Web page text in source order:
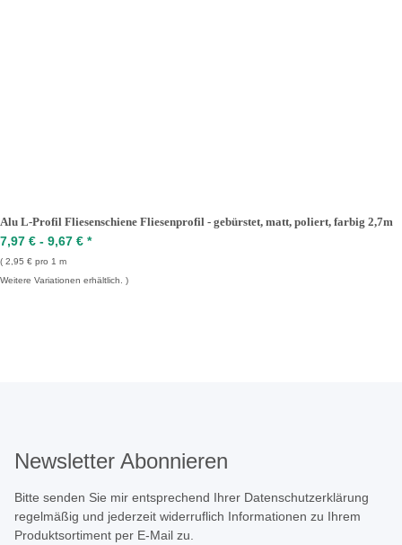
Alu L-Profil Fliesenschiene Fliesenprofil - gebürstet, matt, poliert, farbig 2,7m
7,97 € - 9,67 € *
2,95 € pro 1 m
Weitere Variationen erhältlich.
Newsletter Abonnieren
Bitte senden Sie mir entsprechend Ihrer Datenschutzerklärung
regelmäßig und jederzeit widerruflich Informationen zu Ihrem
Produktsortiment per E-Mail zu.